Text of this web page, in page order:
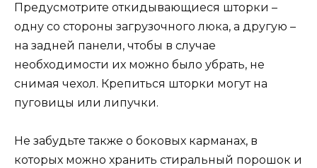
Предусмотрите откидывающиеся шторки –
одну со стороны загрузочного люка, а другую –
на задней панели, чтобы в случае
необходимости их можно было убрать, не
снимая чехол. Крепиться шторки могут на
пуговицы или липучки.
Не забудьте также о боковых карманах, в
которых можно хранить стиральный порошок и